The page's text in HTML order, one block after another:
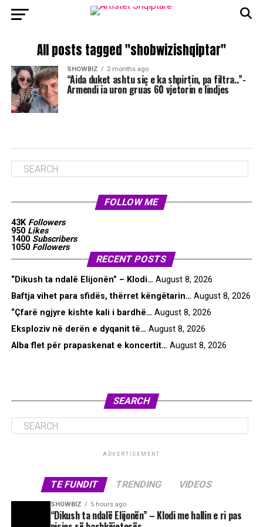
All posts tagged "shobwizishqiptar"
SHOWBIZ 2 months ago
“Aida duket ashtu siç e ka shpirtin, pa filtra..”-
Armendi ia uron gruas 60 vjetorin e lindjes
FOLLOW ME
43K Followers
950 Likes
1400 Subscribers
1050 Followers
RECENT POSTS
“Dikush ta ndalë Elijonën” – Klodi… August 8, 2026
Baftja vihet para sfidës, thërret këngëtarin… August 8, 2026
“Çfarë ngjyre kishte kali i bardhë… August 8, 2026
Eksploziv në derën e dyqanit të… August 8, 2026
Alba flet për prapaskenat e koncertit… August 8, 2026
SEARCH
ADVERTISEMENT
TE FUNDIT TRENDING VIDEOS
SHOWBIZ 5 hours ago
“Dikush ta ndalë Elijonën” – Klodi me hallin e ri pas